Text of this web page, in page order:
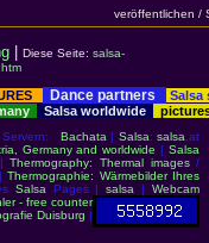
veröffentlichen /
| Diese Seite: salsa-
Dance partners
Salsa
Salsa worldwide
Servern: Bachata | Salsa:salsa .at
Germany and worldwide |Salsa
|Thermography: Thermal images/
| Thermographie: Wärmebilder Ihres
Salsa Pages |salsa |Webcam
- free counter
Duisburg |